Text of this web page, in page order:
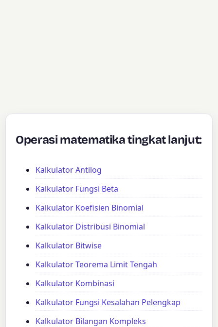
Operasi matematika tingkat lanjut:
Kalkulator Antilog
Kalkulator Fungsi Beta
Kalkulator Koefisien Binomial
Kalkulator Distribusi Binomial
Kalkulator Bitwise
Kalkulator Teorema Limit Tengah
Kalkulator Kombinasi
Kalkulator Fungsi Kesalahan Pelengkap
Kalkulator Bilangan Kompleks